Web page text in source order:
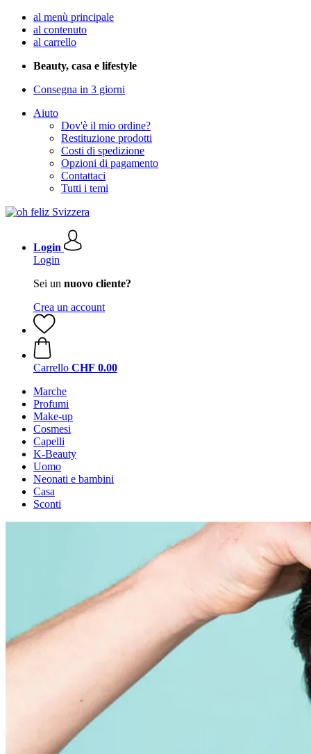
al menù principale
al contenuto
al carrello
Beauty, casa e lifestyle
Consegna in 3 giorni
Aiuto
Dov'è il mio ordine?
Restituzione prodotti
Costi di spedizione
Opzioni di pagamento
Contattaci
Tutti i temi
Login
Login
Sei un nuovo cliente?
Crea un account
Carrello CHF 0.00
Marche
Profumi
Make-up
Cosmesi
Capelli
K-Beauty
Uomo
Neonati e bambini
Casa
Sconti